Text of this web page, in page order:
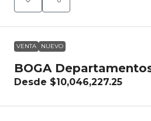
VENTA NUEVO
BOGA
Desde $10,046,227.25